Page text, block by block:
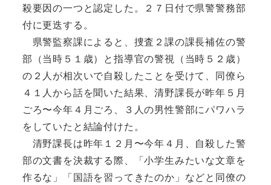
殺要因の一つと認定した。２７日付で県警警務部
付に更迭する。
県警監察課によると、捜査２課の課長補佐の警
部（当時５１歳）と指導官の警視（当時５２歳）
の２人が相次いで自殺したことを受けて、同僚ら
４１人から話を聞いた結果、清野課長が昨年５月
ごろ〜今年４月ごろ、３人の男性警部にパワハラ
をしていたと結論付けた。
清野課長は昨年１２月〜今年４月、自殺した警
部の文書を決裁する際、「小学生みたいな文章を
作るな」「国語を習ってきたのか」などと同僚の